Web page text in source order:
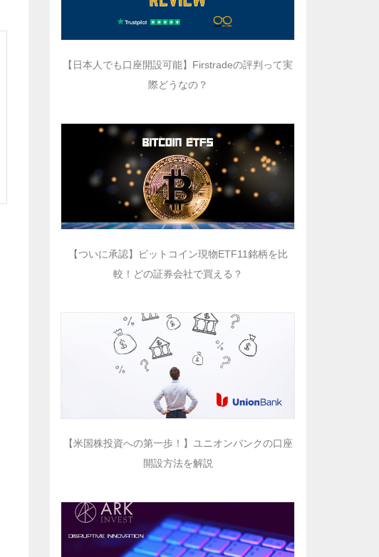
【日本人でも口座開設可能】Firstradeの評判って実
際どうなの？
【ついに承認】ビットコイン現物ETF11銘柄を比
較！どの証券会社で買える？
【米国株投資への第一歩！】ユニオンバンクの口座
開設方法を解説